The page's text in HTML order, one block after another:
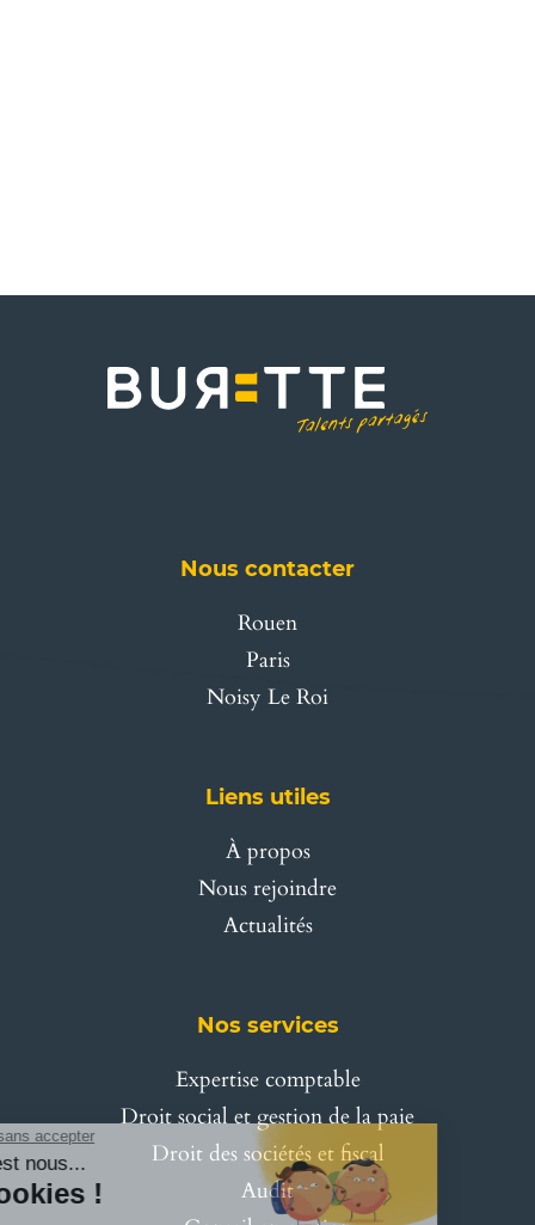
Nous contacter
Rouen
Paris
Noisy Le Roi
Liens utiles
À propos
Nous rejoindre
Actualités
Nos services
Expertise comptable
Droit social et gestion de la paie
Droit des sociétés et fiscal
Audit